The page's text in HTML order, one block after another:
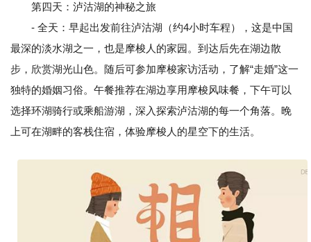
第四天：泸沽湖的神秘之旅
- 全天：早起出发前往泸沽湖（约4小时车程），这是中国
最深的淡水湖之一，也是摩梭人的家园。到达后先在湖边散
步，欣赏湖光山色。随后可参加摩梭家访活动，了解“走婚”这一
独特的婚姻习俗。午餐推荐在湖边享用摩梭风味餐，下午可以
选择环湖骑行或乘船游湖，深入探索泸沽湖的每一个角落。晚
上可在湖畔的客栈住宿，体验摩梭人的星空下的生活。